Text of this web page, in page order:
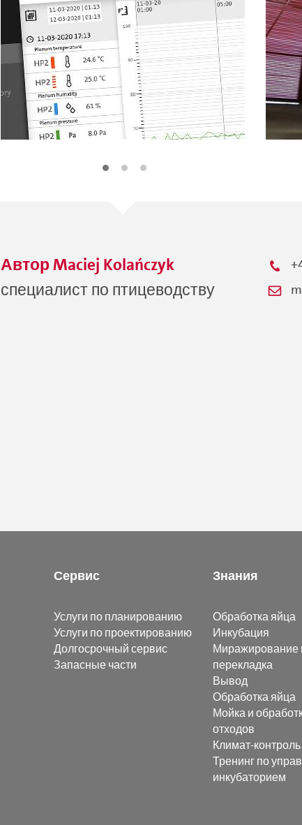
Автор Maciej Kolańczyk
специалист по птицеводству
Сервис
Услуги по планированию
Услуги по проектированию
Долгосрочный сервис
Запасные части
Знания
Обработка яйца
Инкубация
Миражирование
перекладка
Вывод
Обработка яйца
Мойка и
отходов
Климат-контроль
Тренинг по
инкубаторием